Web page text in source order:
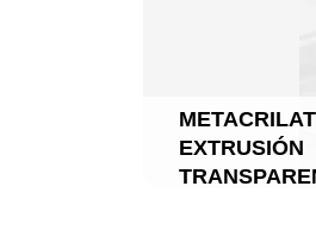
EXTRUSIÓN